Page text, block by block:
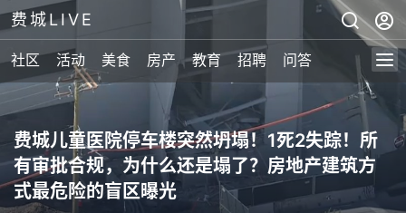
费城LIVE
社区 活动 美食 房产 教育 招聘 问答
费城儿童医院停车楼突然坍塌！1死2失踪！所
有审批合规，为什么还是塌了？房地产建筑方
式最危险的盲区曝光